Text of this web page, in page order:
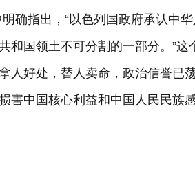
确指出，“以色列国政府承认中
和国领土不可分割的一部分。”
人好处，替人卖命，政治信誉已
害中国核心利益和中国人民民族